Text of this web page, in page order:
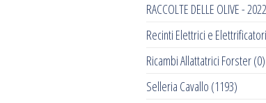
RACCOLTE DELLE OLIVE - 2022
Recinti Elettrici e Elettrificatori
Ricambi Allattatrici Forster(0)
Selleria Cavallo (1193)